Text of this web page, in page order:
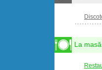
La masă